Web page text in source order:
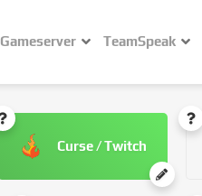
Gameserver TeamSpeak
Curse / Twitch